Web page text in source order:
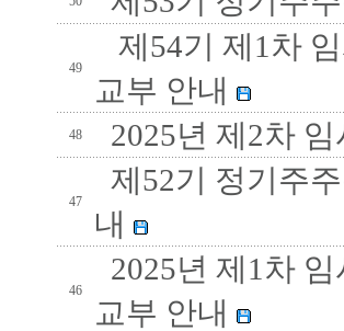
49
제54기 제1차
교부 안내
48 2025년 제2차
47
제52기 정기주
내
46
2025년 제1차
교부 안내